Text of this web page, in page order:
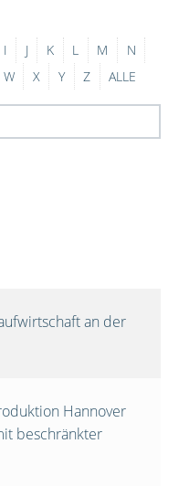
I J K L M
N
W X Y Z ALLE
an der
Hannover
beschränkter